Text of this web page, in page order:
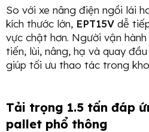
So với xe nâng điện ngồi lái
kích thước lớn, EPT15V dễ
vực chật hơn. Người vận
tiến, lùi, nâng, hạ và quay
giúp tối ưu thao tác trong
Tải trọng 1.5 tấn đáp
pallet phổ thông